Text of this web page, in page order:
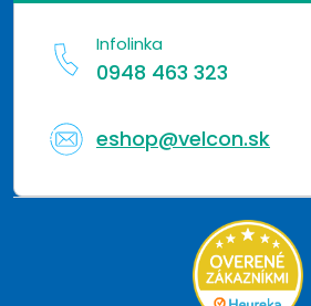
Infolinka
0948 463 323
eshop@velcon.sk